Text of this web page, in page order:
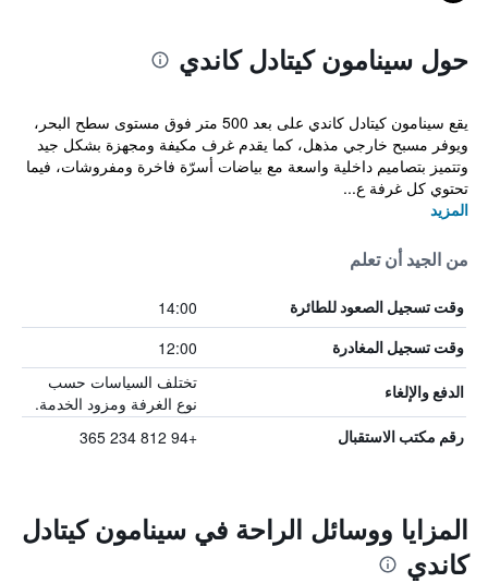
حول سينامون كيتادل كاندي
يقع سينامون كيتادل كاندي على بعد 500 متر فوق مستوى سطح البحر،
ويوفر مسبح خارجي مذهل، كما يقدم غرف مكيفة ومجهزة بشكل جيد
وتتميز بتصاميم داخلية واسعة مع بياضات أسرّة فاخرة ومفروشات، فيما
تحتوي كل غرفة ع...
المزيد
من الجيد أن تعلم
وقت تسجيل الصعود للطائرة 14:00
وقت تسجيل المغادرة 12:00
الدفع والإلغاء
تختلف السياسات حسب
نوع الغرفة ومزود الخدمة.
رقم مكتب الاستقبال +94 812 234 365
المزايا ووسائل الراحة في سينامون كيتادل
كاندي